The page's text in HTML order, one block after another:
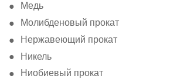
Медь
Молибденовый прокат
Нержавеющий прокат
Никель
Ниобиевый прокат